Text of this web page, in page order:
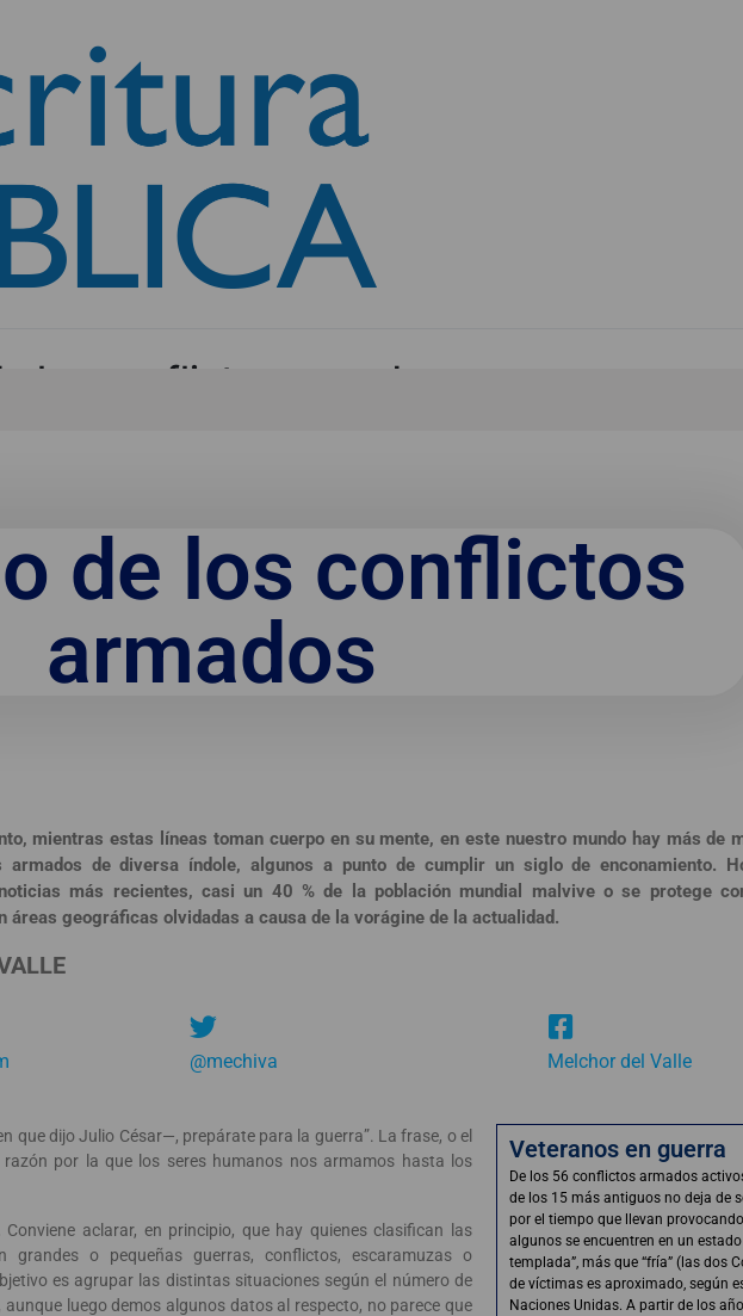
los conflictos armados
de los conflictos
armados
mientras estas líneas toman cuerpo en su mente, en este nuestro mundo hay más de
de diversa índole, algunos a punto de cumplir un siglo de enconamiento.
más recientes, casi un 40 % de la población mundial malvive o se protege
áreas geográficas olvidadas a causa de la vorágine de la actualidad.
@mechiva Melchor del Valle
que dijo Julio César—, prepárate para la guerra”. La frase, o el
razón por la que los seres humanos nos armamos hasta los
Conviene aclarar, en principio, que hay quienes clasifican las
grandes o pequeñas guerras, conflictos, escaramuzas o
es agrupar las distintas situaciones según el número de
luego demos algunos datos al respecto, no parece que
Veteranos en guerra
De los 56 conflictos armados
de los 15 más antiguos no deja de
por el tiempo que llevan
algunos se encuentren en un
templada”, más que “fría” (las dos
de víctimas es aproximado, según
Naciones Unidas. A partir de los